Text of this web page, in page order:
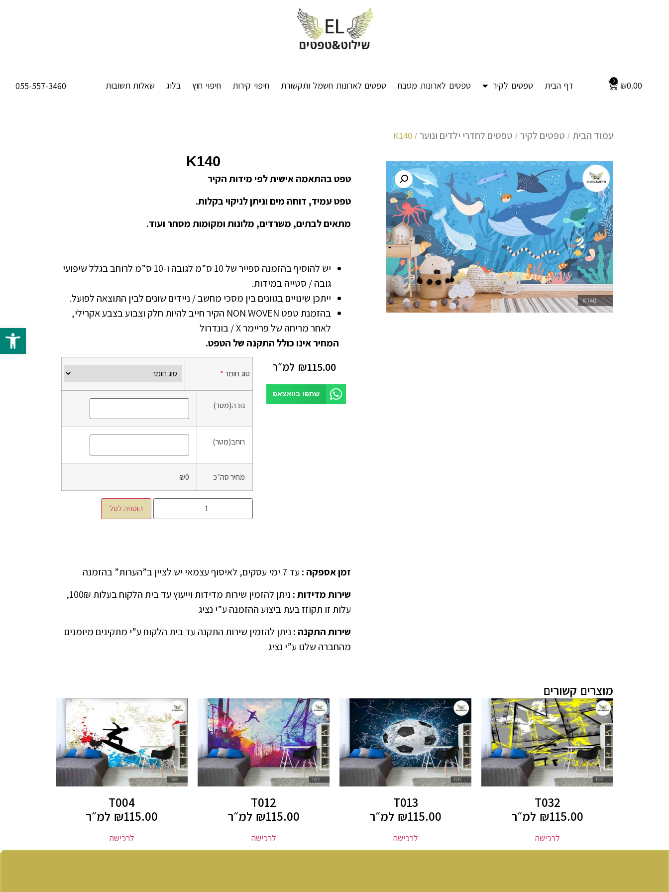
₪0.00
0 דף הבית טפטים לקיר טפטים לארונות מטבח טפטים לארונות חשמל ותקשורת חיפוי קירות חיפוי חוץ בלוג שאלות תשובות 055-557-3460
עמוד הבית / טפטים לקיר / טפטים לחדרי ילדים ונוער / K140
K140
טפט בהתאמה אישית לפי מידות הקיר
טפט עמיד, דוחה מים וניתן לניקוי בקלות.
מתאים לבתים, משרדים, מלונות ומקומות מסחר ועוד.
יש להוסיף בהזמנה ספייר של 10 ס”מ לגובה ו-10 ס”מ לרוחב בגלל שיפועי
גובה / סטייה במידות.
ייתכן שינויים בגוונים בין מסכי מחשב / ניידים שונים לבין התוצאה לפועל.
בהזמנת טפט NON WOVEN הקיר חייב להיות חלק וצבוע בצבע אקרילי,
לאחר מריחה של פריימר X / בונדרול
המחיר אינו כולל התקנה של הטפט.
₪115.00 למ״ר
שתפו בוואצאפ
סוג חומר*
גובה(מטר)
רוחב(מטר)
מחיר סה״כ ₪0
הוספה לסל
זמן אספקה : עד 7 ימי עסקים, לאיסוף עצמאי יש לציין ב”הערות” בהזמנה
שירות מדידות:
ניתן להזמין שירות מדידות וייעוץ עד בית הלקוח בעלות 100₪,
עלות זו תקוזז בעת ביצוע ההזמנה ע”י נציג
שירות התקנה : ניתן להזמין שירות התקנה עד בית הלקוח ע”י מתקינים מיומנים
מהחברה שלנו ע”י נציג
מוצרים קשורים
T032
₪115.00 למ״ר
לרכישה
T013
₪115.00 למ״ר
לרכישה
T012
₪115.00 למ״ר
לרכישה
T004
₪115.00 למ״ר
לרכישה